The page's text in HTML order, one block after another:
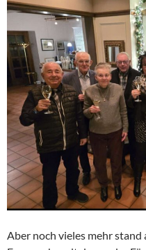
Aber noch vieles mehr